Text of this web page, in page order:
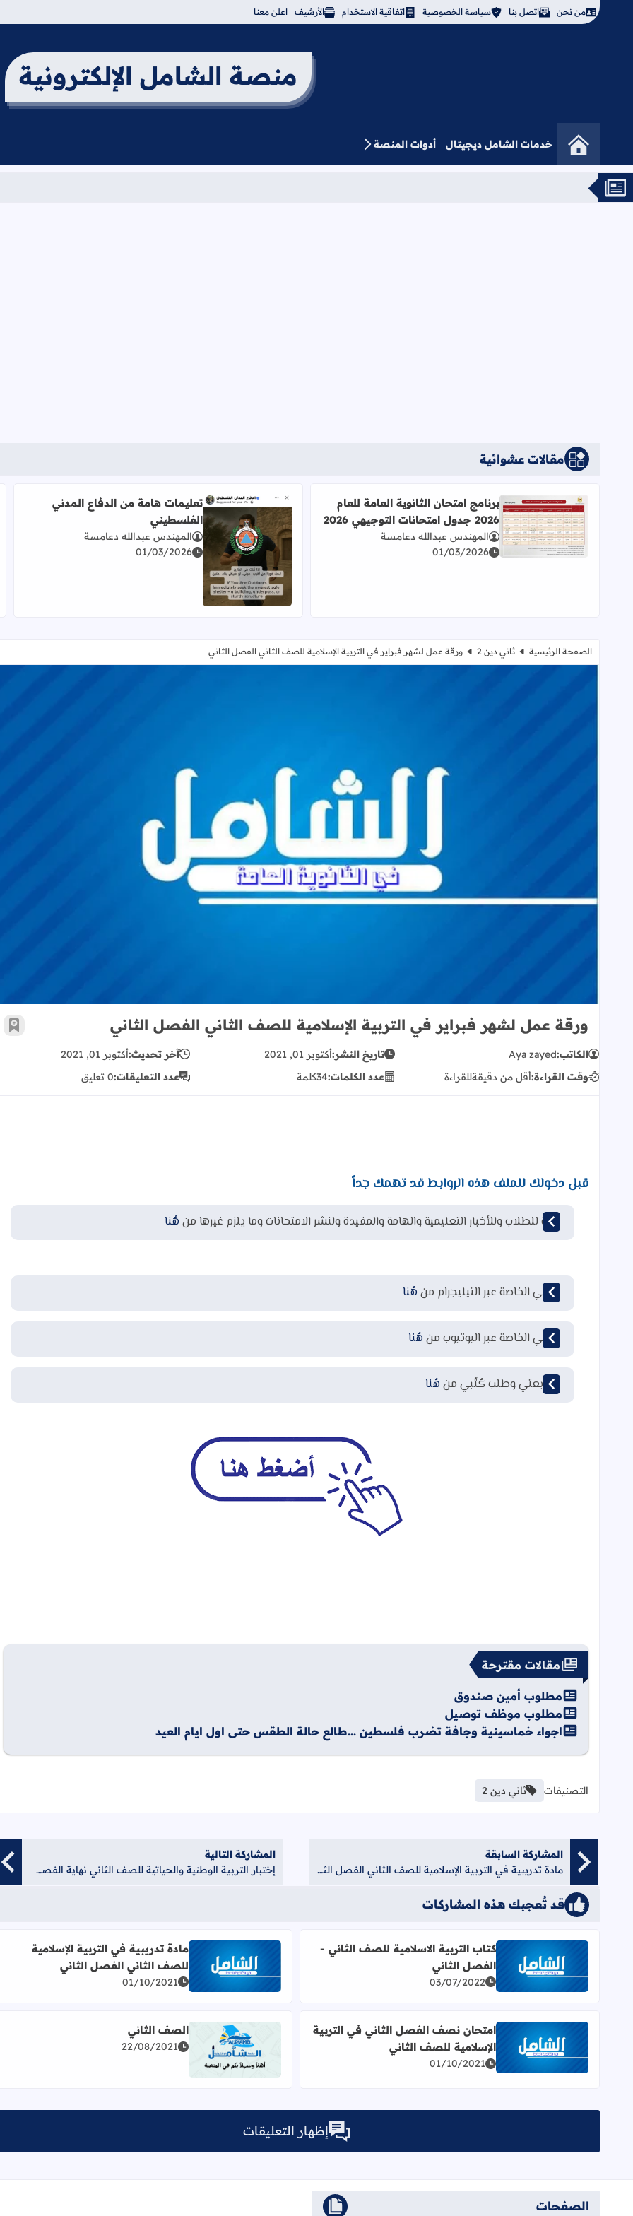
من نحن اتصل بنا سياسة الخصوصية اتفاقية الاستخدام الأرشيف اعلن معنا
منصة الشامل الإلكترونية
خدمات الشامل ديجيتال أدوات المنصة
برنامج امتحان
مقالات عشوائية
اقرأ المزيد عن برنامج امتحان الثانوية العامة للعام 2026 جدول امتحانات التوجيهي 2026
برنامج امتحان الثانوية العامة للعام
2026 جدول امتحانات التوجيهي 2026
المهندس عبدالله دعامسة
01/03/2026
اقرأ المزيد عن تعليمات هامة من الدفاع المدني الفلسطيني
تعليمات هامة من الدفاع المدني
الفلسطيني
المهندس عبدالله دعامسة
01/03/2026
الصفحة الرئيسية ثاني دين 2 ورقة عمل لشهر فبراير في التربية الإسلامية للصف الثاني الفصل الثاني
ورقة عمل لشهر فبراير في التربية الإسلامية للصف الثاني الفصل الثاني
ورقة عمل لشهر فبراير في التربية الإسلامية للصف الثاني الفصل الثاني
الكاتب:Aya zayed تاريخ النشر:أكتوبر 01, 2021 آخر تحديث:أكتوبر 01, 2021
وقت القراءة:أقل من دقيقةللقراءة عدد الكلمات:34كلمة عدد التعليقات:0 تعليق
قبل دخولك للملف هذه الروابط قد تهمك جداً
قناة للطلاب وللأخبار التعليمية والهامة والمفيدة ولنشر الامتحانات وما يلزم غيرها من هُنا
قناتي الخاصة عبر التيليجرام من هُنا
قناتي الخاصة عبر اليوتيوب من هُنا
لمتابعتي وطلب كُتُبي من هُنا
مقالات مقترحة
مطلوب أمين صندوق
مطلوب موظف توصيل
اجواء خماسينية وجافة تضرب فلسطين ...طالع حالة الطقس حتى اول ايام العيد
التصنيفات ثاني دين 2
المشاركة السابقة
مادة تدريبية في التربية الإسلامية للصف الثاني الفصل الثاني
المشاركة التالية
إختبار التربية الوطنية والحياتية للصف الثاني نهاية الفصل الأول صباحي 2017
قد تُعجبك هذه المشاركات
اقرأ المزيد عن كتاب التربية الاسلامية للصف الثاني - الفصل الثاني
كتاب التربية الاسلامية للصف الثاني -
الفصل الثاني
03/07/2022
اقرأ المزيد عن مادة تدريبية في التربية الإسلامية للصف
مادة تدريبية في التربية الإسلامية
للصف الثاني الفصل الثاني
01/10/2021
اقرأ المزيد عن امتحان نصف الفصل الثاني في التربية الإسلامية للصف الثاني
امتحان نصف الفصل الثاني في التربية
الإسلامية للصف الثاني
01/10/2021
اقرأ المزيد عن الصف الثاني
الصف الثاني
22/08/2021
إظهار التعليقات
الصفحات